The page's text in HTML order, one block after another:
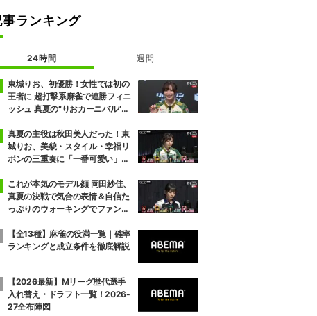
事ランキング
24時間 週間
東城りお、初優勝！女性では初の
王者に 超打撃系麻雀で連勝フィニ
ッシュ 真夏の“りおカーニバル”が
ト
真夏の主役は秋田美人だった！東
城りお、美貌・スタイル・幸福リ
ボンの三重奏に「一番可愛い」の
これが本気のモデル顔 岡田紗佳、
真夏の決戦で気合の表情＆自信た
っぷりのウォーキングでファン魅
やろww」／麻雀・Mトーナメン
ト
【全13種】麻雀の役満一覧｜確率
ランキングと成立条件を徹底解説
【2026最新】Mリーグ歴代選手
入れ替え・ドラフト一覧！2026-
27全布陣図